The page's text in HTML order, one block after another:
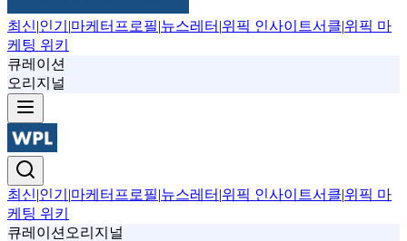
최신|인기 |마케터프로필|뉴스레터 |위픽 인사이트서클|위픽 마
케팅 위키
큐레이션
오리지널
최신|인기 |마케터프로필|뉴스레터 |위픽 인사이트서클|위픽 마
케팅 위키
큐레이션 오리지널